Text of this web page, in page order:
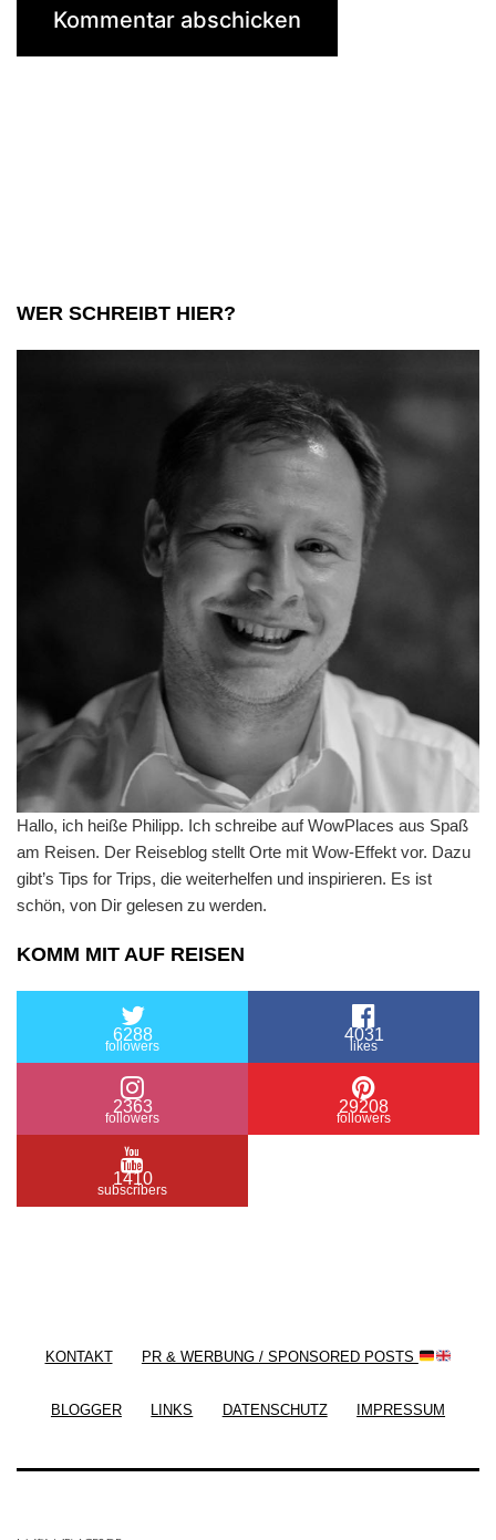
WER SCHREIBT HIER?
Hallo, ich heiße Philipp. Ich schreibe auf WowPlaces aus Spaß
am Reisen. Der Reiseblog stellt Orte mit Wow-Effekt vor. Dazu
gibt’s Tips for Trips, die weiterhelfen und inspirieren. Es ist
schön, von Dir gelesen zu werden.
KOMM MIT AUF REISEN
6288
followers
4031
likes
2363
followers
29208
followers
1410
subscribers
KONTAKT PR & WERBUNG / SPONSORED POSTS
BLOGGER LINKS DATENSCHUTZ IMPRESSUM